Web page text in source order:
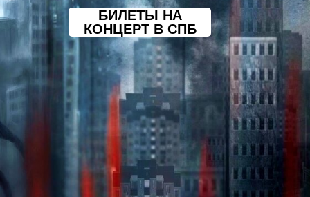
БИЛЕТЫ НА
КОНЦЕРТ В СПБ